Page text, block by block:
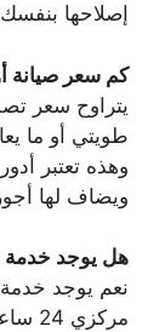
إصلاحها
كم سعر صيانة
وهذه تعتبر
ويضاف لها
هل يوجد خدمة
نعم يوجد